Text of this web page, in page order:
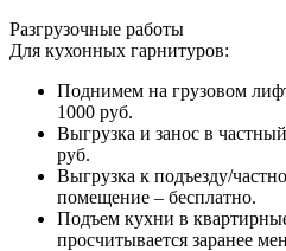
Разгрузочные работы
Для кухонных гарнитуров:
Поднимем на грузовом
1000 руб.
Выгрузка и занос в
руб.
Выгрузка к подъезду/
помещение – бесплатно.
Подъем кухни в
просчитывается заранее